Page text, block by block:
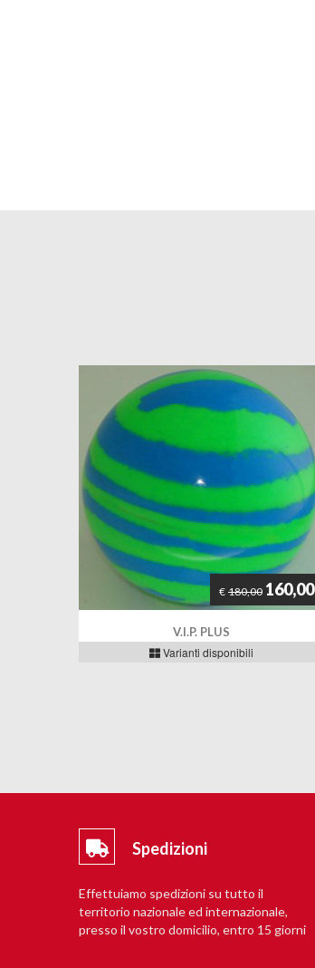
€ 180,00 160,00
V.I.P. PLUS
Varianti disponibili
Spedizioni
Effettuiamo spedizioni su tutto il
territorio nazionale ed internazionale,
presso il vostro domicilio, entro 15 giorni